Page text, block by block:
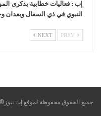
إب : فعاليات خطابية بذكرى
النبوي في ذي السفال وبعدان
NEXT
جميع الحقوق محفوظة لموقع إب نيوز© https://www.ibb-news.com - 2026